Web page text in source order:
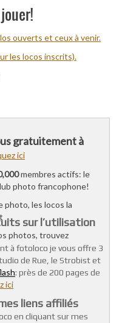
ouverts et ceux à venir.
les locos inscrits).
gratuitement à
ici
membres actifs: le
photo francophone!
photo, les locos la
photos, trouvez
sur l’utilisation
à fotoloco je vous offre 3
de Rue, le Strobist et
: près de 200 pages de
ici
liens affiliés
en cliquant sur mes